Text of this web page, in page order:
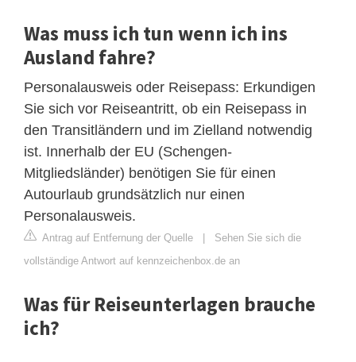
Was muss ich tun wenn ich ins
Ausland fahre?
Personalausweis oder Reisepass: Erkundigen
Sie sich vor Reiseantritt, ob ein Reisepass in
den Transitländern und im Zielland notwendig
ist. Innerhalb der EU (Schengen-
Mitgliedsländer) benötigen Sie für einen
Autourlaub grundsätzlich nur einen
Personalausweis.
Antrag auf Entfernung der Quelle | Sehen Sie sich die
vollständige Antwort auf kennzeichenbox.de an
Was für Reiseunterlagen brauche
ich?